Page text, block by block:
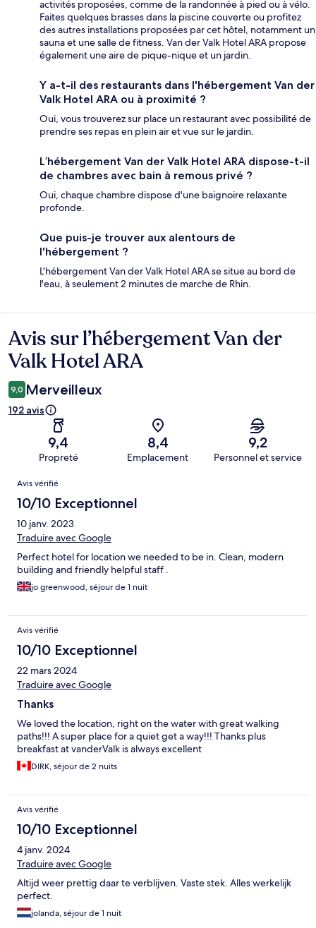
activités proposées, comme de la randonnée à pied ou à vélo.
Faites quelques brasses dans la piscine couverte ou profitez
des autres installations proposées par cet hôtel, notamment un
sauna et une salle de fitness. Van der Valk Hotel ARA propose
également une aire de pique-nique et un jardin.
Y a-t-il des restaurants dans l'hébergement Van der
Valk Hotel ARA ou à proximité ?
Oui, vous trouverez sur place un restaurant avec possibilité de
prendre ses repas en plein air et vue sur le jardin.
L’hébergement Van der Valk Hotel ARA dispose-t-il
de chambres avec bain à remous privé ?
Oui, chaque chambre dispose d'une baignoire relaxante
profonde.
Que puis-je trouver aux alentours de
l'hébergement ?
L'hébergement Van der Valk Hotel ARA se situe au bord de
l'eau, à seulement 2 minutes de marche de Rhin.
Avis
Avis sur l’hébergement Van der
Valk Hotel ARA
9,0 Merveilleux
192 avis
9,4
Propreté
8,4
Emplacement
9,2
Personnel et service
Avis
Avis vérifié
10/10 Exceptionnel
10 janv. 2023
Traduire avec Google
Perfect hotel for location we needed to be in. Clean, modern
building and friendly helpful staff .
jo greenwood, séjour de 1 nuit
Avis vérifié
10/10 Exceptionnel
22 mars 2024
Traduire avec Google
Thanks
We loved the location, right on the water with great walking
paths!!! A super place for a quiet get a way!!! Thanks plus
breakfast at vanderValk is always excellent
DIRK, séjour de 2 nuits
Avis vérifié
10/10 Exceptionnel
4 janv. 2024
Traduire avec Google
Altijd weer prettig daar te verblijven. Vaste stek. Alles werkelijk
perfect.
jolanda, séjour de 1 nuit